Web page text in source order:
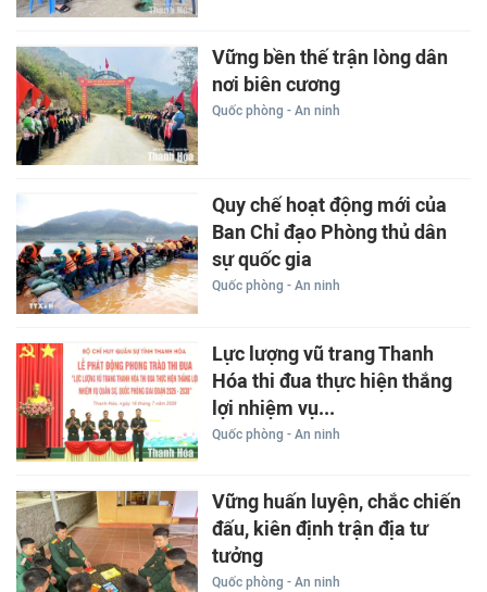
Vững bền thế trận lòng dân
nơi biên cương
Quốc phòng - An ninh
Quy chế hoạt động mới của
Ban Chỉ đạo Phòng thủ dân
sự quốc gia
Quốc phòng - An ninh
Lực lượng vũ trang Thanh
Hóa thi đua thực hiện thắng
lợi nhiệm vụ...
Quốc phòng - An ninh
Vững huấn luyện, chắc chiến
đấu, kiên định trận địa tư
tưởng
Quốc phòng - An ninh